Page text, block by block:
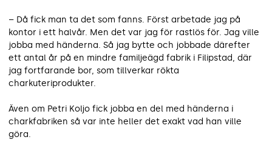
– Då fick man ta det som fanns. Först arbetade jag på
kontor i ett halvår. Men det var jag för rastlös för. Jag ville
jobba med händerna. Så jag bytte och jobbade därefter
ett antal år på en mindre familjeägd fabrik i Filipstad, där
jag fortfarande bor, som tillverkar rökta
charkuteriprodukter.
Även om Petri Koljo fick jobba en del med händerna i
charkfabriken så var inte heller det exakt vad han ville
göra.